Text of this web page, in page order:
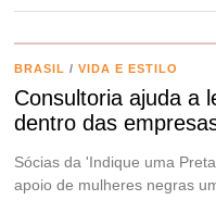
BRASIL / VIDA E ESTILO
Consultoria ajuda a
dentro das
Sócias da 'Indique uma
apoio de mulheres negras